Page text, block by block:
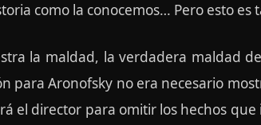
como la conocemos… Pero esto es
la maldad, la verdadera maldad
para Aronofsky no era necesario
el director para omitir los hechos